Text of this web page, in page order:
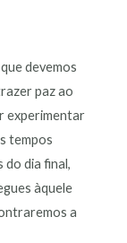
devemos
paz ao
experimentar
tempos
do dia final,
àquele
a